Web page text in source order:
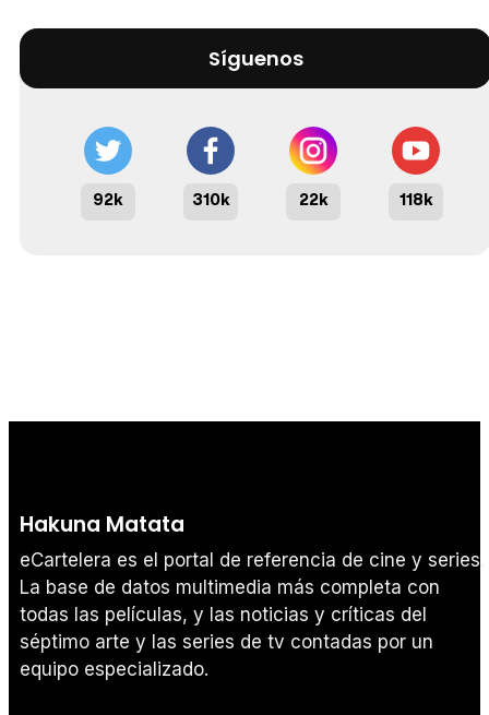
Síguenos
92k 310k 22k 118k
Hakuna Matata
eCartelera es el portal de referencia de cine y series.
La base de datos multimedia más completa con
todas las películas, y las noticias y críticas del
séptimo arte y las series de tv contadas por un
equipo especializado.